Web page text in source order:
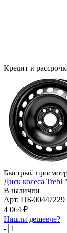
Кредит и
Быстрый просмотр
Диск колеса
В наличии
Арт: ЦБ-00447229
4 064 ₽
Нашли дешевле?
-